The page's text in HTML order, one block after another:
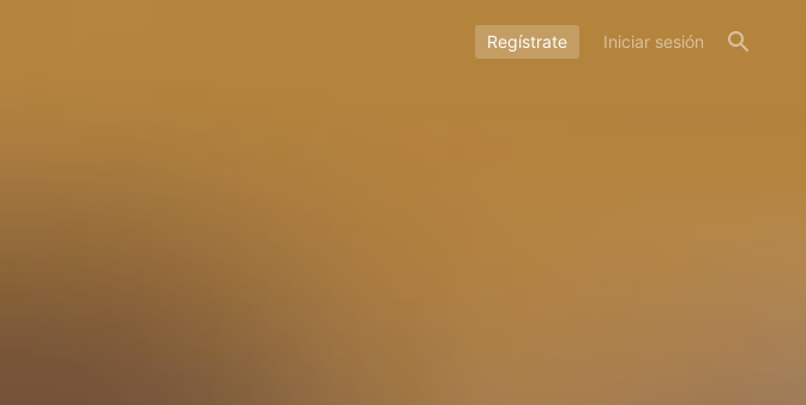
Regístrate Iniciar sesión